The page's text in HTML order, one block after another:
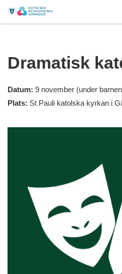
Dramatisk
Datum: 9 november (under
Plats: St Pauli katolska kyrkan i